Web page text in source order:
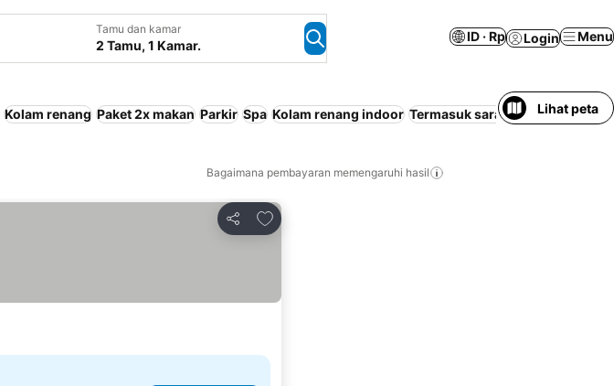
Tamu dan kamar
2 Tamu, 1 Kamar.
ID · Rp Login Menu
Kolam renang Paket 2x makan Parkir Spa Kolam renang indoor Termasuk sarapan Lihat peta
Bagaimana pembayaran memengaruhi hasil
Bagikan
Tambahkan ke favorit